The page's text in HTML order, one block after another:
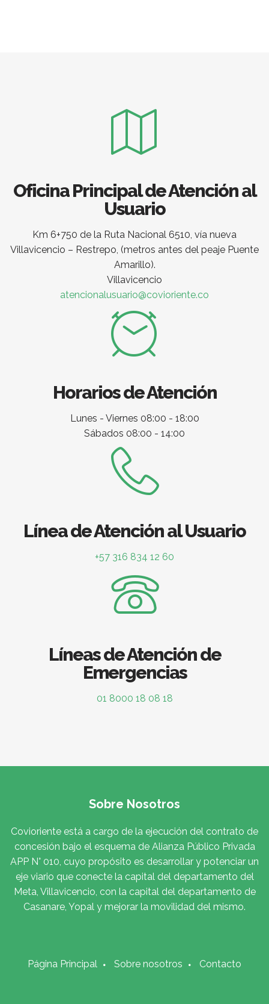
Oficina Principal de Atención al
Usuario
Km 6+750 de la Ruta Nacional 6510, vía nueva
Villavicencio – Restrepo, (metros antes del peaje Puente
Amarillo).
Villavicencio
atencionalusuario@covioriente.co
Horarios de Atención
Lunes - Viernes 08:00 - 18:00
Sábados 08:00 - 14:00
Línea de Atención al Usuario
+57 316 834 12 60
Líneas de Atención de
Emergencias
01 8000 18 08 18
Sobre Nosotros
Covioriente está a cargo de la ejecución del contrato de
concesión bajo el esquema de Alianza Público Privada
APP N° 010, cuyo propósito es desarrollar y potenciar un
eje viario que conecte la capital del departamento del
Meta, Villavicencio, con la capital del departamento de
Casanare, Yopal y mejorar la movilidad del mismo.
Página Principal Sobre nosotros Contacto